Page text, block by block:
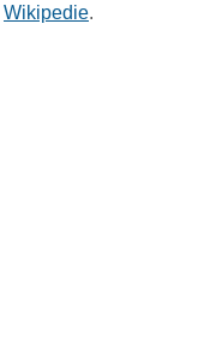
Wikipedie.